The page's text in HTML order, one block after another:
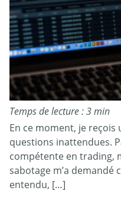
Temps de lecture : 3 min
En ce moment, je
questions inattendues.
compétente en trading,
sabotage m’a demandé
entendu, […]